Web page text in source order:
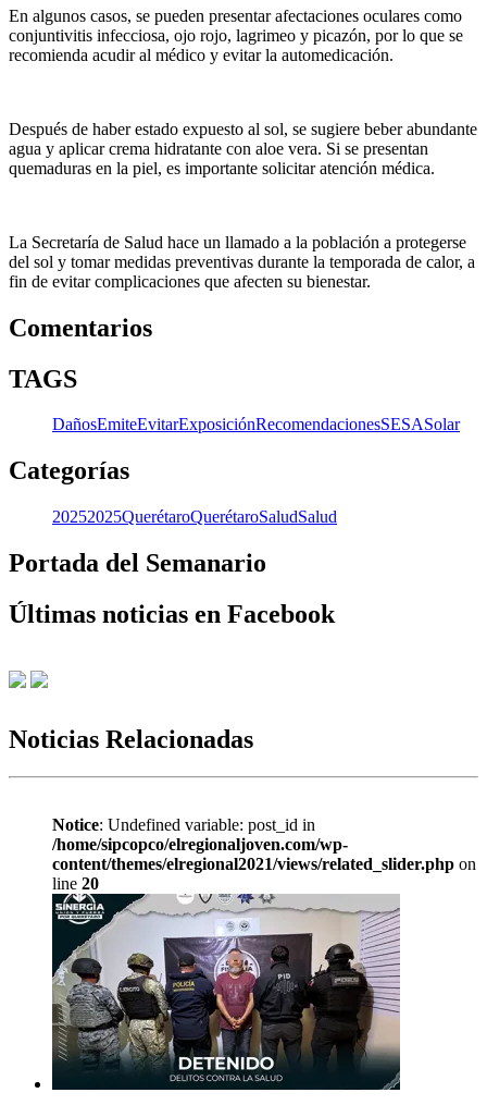
En algunos casos, se pueden presentar afectaciones oculares como
conjuntivitis infecciosa, ojo rojo, lagrimeo y picazón, por lo que se
recomienda acudir al médico y evitar la automedicación.
Después de haber estado expuesto al sol, se sugiere beber abundante
agua y aplicar crema hidratante con aloe vera. Si se presentan
quemaduras en la piel, es importante solicitar atención médica.
La Secretaría de Salud hace un llamado a la población a protegerse
del sol y tomar medidas preventivas durante la temporada de calor, a
fin de evitar complicaciones que afecten su bienestar.
Comentarios
TAGS
DañosEmiteEvitarExposiciónRecomendacionesSESASolar
Categorías
20252025QuerétaroQuerétaroSaludSalud
Portada del Semanario
Últimas noticias en Facebook
Noticias Relacionadas
Notice: Undefined variable: post_id in
/home/sipcopco/elregionaljoven.com/wp-
content/themes/elregional2021/views/related_slider.php on
line 20